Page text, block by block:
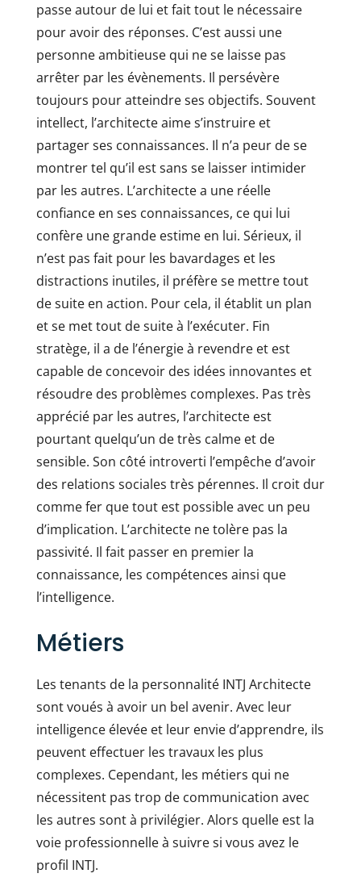
passe autour de lui et fait tout le nécessaire
pour avoir des réponses. C’est aussi une
personne ambitieuse qui ne se laisse pas
arrêter par les évènements. Il persévère
toujours pour atteindre ses objectifs. Souvent
intellect, l’architecte aime s’instruire et
partager ses connaissances. Il n’a peur de se
montrer tel qu’il est sans se laisser intimider
par les autres. L’architecte a une réelle
confiance en ses connaissances, ce qui lui
confère une grande estime en lui. Sérieux, il
n’est pas fait pour les bavardages et les
distractions inutiles, il préfère se mettre tout
de suite en action. Pour cela, il établit un plan
et se met tout de suite à l’exécuter. Fin
stratège, il a de l’énergie à revendre et est
capable de concevoir des idées innovantes et
résoudre des problèmes complexes. Pas très
apprécié par les autres, l’architecte est
pourtant quelqu’un de très calme et de
sensible. Son côté introverti l’empêche d’avoir
des relations sociales très pérennes. Il croit dur
comme fer que tout est possible avec un peu
d’implication. L’architecte ne tolère pas la
passivité. Il fait passer en premier la
connaissance, les compétences ainsi que
l’intelligence.
Métiers
Les tenants de la personnalité INTJ Architecte
sont voués à avoir un bel avenir. Avec leur
intelligence élevée et leur envie d’apprendre, ils
peuvent effectuer les travaux les plus
complexes. Cependant, les métiers qui ne
nécessitent pas trop de communication avec
les autres sont à privilégier. Alors quelle est la
voie professionnelle à suivre si vous avez le
profil INTJ.